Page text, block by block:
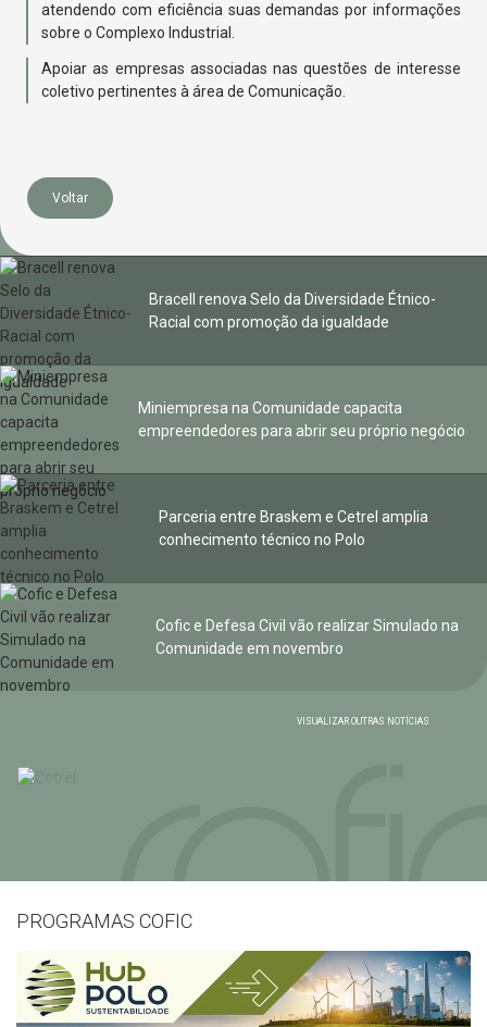
atendendo com eficiência suas demandas por informações
sobre o Complexo Industrial.
Apoiar as empresas associadas nas questões de interesse
coletivo pertinentes à área de Comunicação.
Voltar
Bracell renova Selo da Diversidade Étnico-
Racial com promoção da igualdade
Miniempresa na Comunidade capacita
empreendedores para abrir seu próprio negócio
Parceria entre Braskem e Cetrel amplia
conhecimento técnico no Polo
Cofic e Defesa Civil vão realizar Simulado na
Comunidade em novembro
VISUALIZAR OUTRAS NOTÍCIAS
PROGRAMAS COFIC